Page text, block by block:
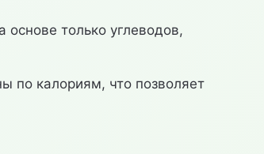
только углеводов,
по калориям, что позволяет